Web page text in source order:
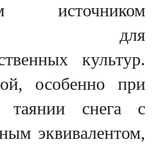
источником
для
культур.
особенно при
таянии снега с
эквивалентом,